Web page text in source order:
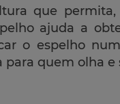
que
ajuda a
o espelho
quem olha e